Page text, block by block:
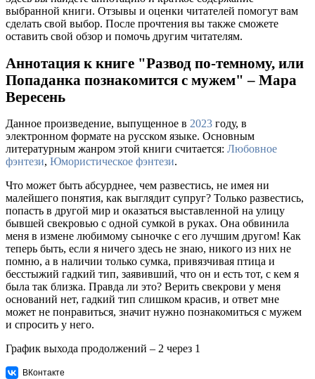
выбранной книги. Отзывы и оценки читателей помогут вам
сделать свой выбор. После прочтения вы также сможете
оставить свой обзор и помочь другим читателям.
Аннотация к книге "Развод по-темному, или
Попаданка познакомится с мужем" – Мара
Вересень
Данное произведение, выпущенное в 2023 году, в
электронном формате на русском языке. Основным
литературным жанром этой книги считается: Любовное
фэнтези, Юмористическое фэнтези.
Что может быть абсурднее, чем развестись, не имея ни
малейшего понятия, как выглядит супруг? Только развестись,
попасть в другой мир и оказаться выставленной на улицу
бывшей свекровью с одной сумкой в руках. Она обвинила
меня в измене любимому сыночке с его лучшим другом! Как
теперь быть, если я ничего здесь не знаю, никого из них не
помню, а в наличии только сумка, привязчивая птица и
бесстыжий гадкий тип, заявивший, что он и есть тот, с кем я
была так близка. Правда ли это? Верить свекрови у меня
оснований нет, гадкий тип слишком красив, и ответ мне
может не понравиться, значит нужно познакомиться с мужем
и спросить у него.
График выхода продолжений – 2 через 1
ВКонтакте